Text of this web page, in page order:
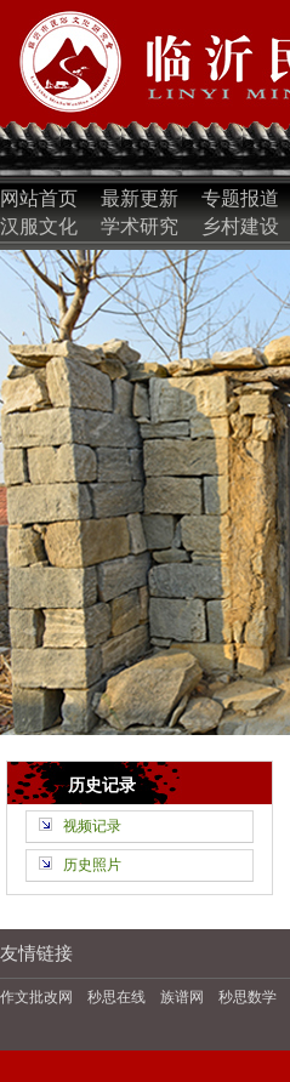
网站首页 最新更新 专题报道
汉服文化
学术研究 乡村建设
历史记录
视频记录
历史照片
友情链接
作文批改网 秒思在线 族谱网 秒思数学